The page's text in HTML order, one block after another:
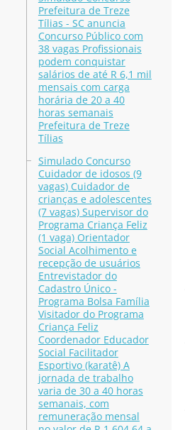
Prefeitura de Treze
Tílias - SC anuncia
Concurso Público com
38 vagas Profissionais
podem conquistar
salários de até R 6,1 mil
mensais com carga
horária de 20 a 40
horas semanais
Prefeitura de Treze
Tílias
Simulado Concurso
Cuidador de idosos (9
vagas) Cuidador de
crianças e adolescentes
(7 vagas) Supervisor do
Programa Criança Feliz
(1 vaga) Orientador
Social Acolhimento e
recepção de usuários
Entrevistador do
Cadastro Único -
Programa Bolsa Família
Visitador do Programa
Criança Feliz
Coordenador Educador
Social Facilitador
Esportivo (karatê) A
jornada de trabalho
varia de 30 a 40 horas
semanais, com
remuneração mensal